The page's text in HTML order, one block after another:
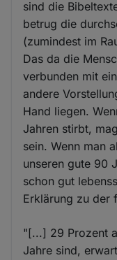
sind die
betrug die
(zumindest im
Das da die
verbunden mit
andere
Hand liegen.
Jahren stirbt,
sein. Wenn man
unseren gute 90
schon gut
Erklärung zu der
"[...] 29 Prozent
Jahre sind,